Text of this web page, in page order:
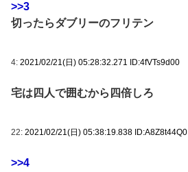
>>3
切ったらダブリーのフリテン
4: 2021/02/21(日) 05:28:32.271 ID:4fVTs9d00
宅は四人で囲むから四倍しろ
22: 2021/02/21(日) 05:38:19.838 ID:A8Z8t44Q0
>>4